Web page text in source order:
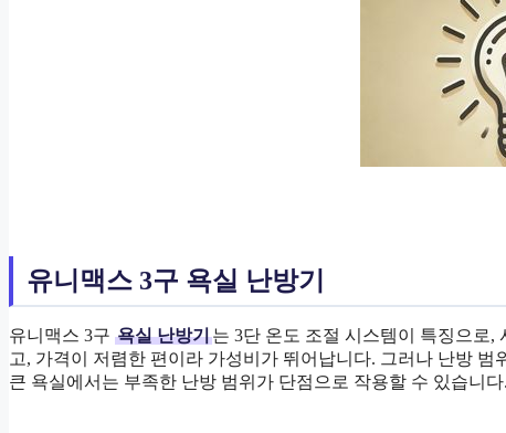
유니맥스 3구 욕실 난방기
유니맥스 3구 욕실 난방기는 3단 온도 조절 시스템이 특징으로
고, 가격이 저렴한 편이라 가성비가 뛰어납니다. 그러나 난방
큰 욕실에서는 부족한 난방 범위가 단점으로 작용할 수 있습니다.